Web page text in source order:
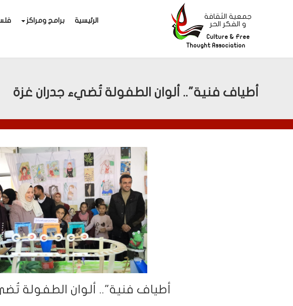
جمعية الثقافة
و الفكر الحر
Culture & Free
Thought Association
الرئيسية برامج ومراكز
أطياف فنية".. ألوان الطفولة تُضيء جدران غزة
أطياف فنية".. ألوان الطفولة